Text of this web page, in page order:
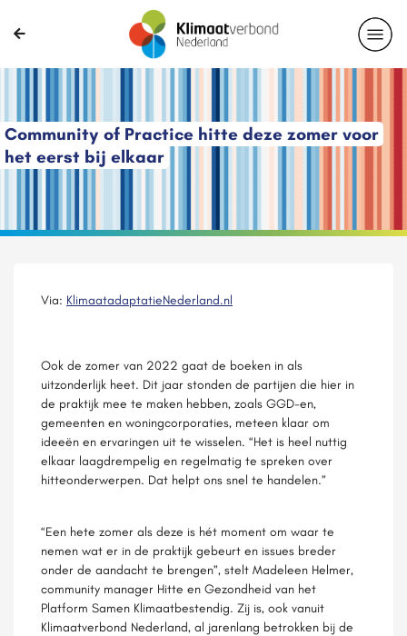
Community of Practice hitte deze zomer voor
het eerst bij elkaar
Via: KlimaatadaptatieNederland.nl
Ook de zomer van 2022 gaat de boeken in als
uitzonderlijk heet. Dit jaar stonden de partijen die hier in
de praktijk mee te maken hebben, zoals GGD-en,
gemeenten en woningcorporaties, meteen klaar om
ideeën en ervaringen uit te wisselen. “Het is heel nuttig
elkaar laagdrempelig en regelmatig te spreken over
hitteonderwerpen. Dat helpt ons snel te handelen.”
“Een hete zomer als deze is hét moment om waar te
nemen wat er in de praktijk gebeurt en issues breder
onder de aandacht te brengen”, stelt Madeleen Helmer,
community manager Hitte en Gezondheid van het
Platform Samen Klimaatbestendig. Zij is, ook vanuit
Klimaatverbond Nederland, al jarenlang betrokken bij de